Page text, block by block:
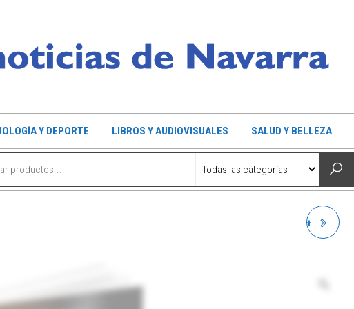
Y DEPORTE LIBROS Y AUDIOVISUALES SALUD Y BELLEZA
SET DE SARTENES ALZA +